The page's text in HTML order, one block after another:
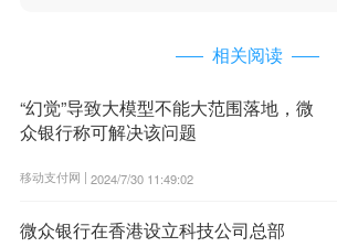
相关阅读
“幻觉”导致大模型不能大范围落地，微
众银行称可解决该问题
移动支付网 | 2024/7/30 11:49:02
微众银行在香港设立科技公司总部